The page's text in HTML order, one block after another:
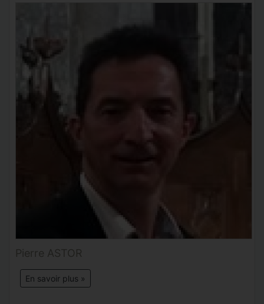
Pierre ASTOR
En savoir plus »